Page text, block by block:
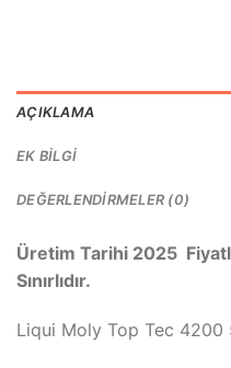
AÇIKLAMA
EK BILGI
DEĞERLENDIRMELER (0)
Üretim Tarihi 2025
Sınırlıdır.
Liqui Moly Top Tec 4200